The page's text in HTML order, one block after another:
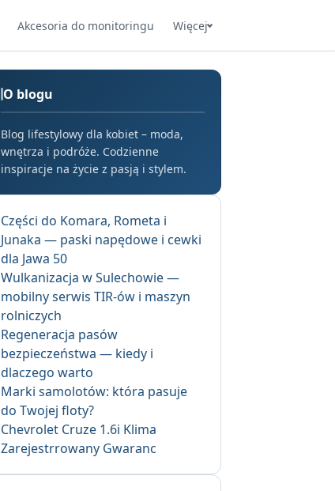
Akcesoria do monitoringu Więcej
O blogu
Blog lifestylowy dla kobiet – moda,
wnętrza i podróże. Codzienne
inspiracje na życie z pasją i stylem.
Części do Komara, Rometa i
Junaka — paski napędowe i cewki
dla Jawa 50
Wulkanizacja w Sulechowie —
mobilny serwis TIR-ów i maszyn
rolniczych
Regeneracja pasów
bezpieczeństwa — kiedy i
dlaczego warto
Marki samolotów: która pasuje
do Twojej floty?
Chevrolet Cruze 1.6i Klima
Zarejestrrowany Gwaranc